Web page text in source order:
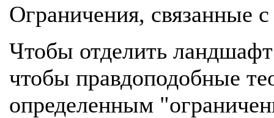
Ограничения, связанные
Чтобы отделить
чтобы правдоподобные
определенным